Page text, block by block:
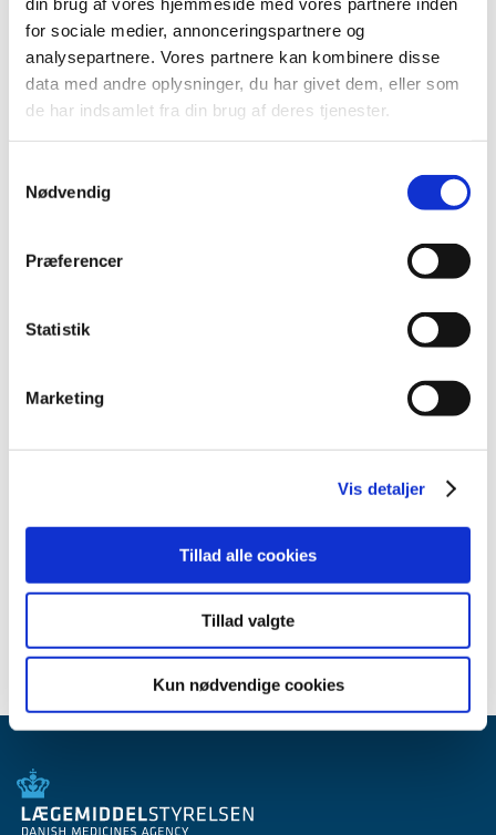
for sociale medier, annonceringspartnere og
analysepartnere. Vores partnere kan kombinere disse
data med andre oplysninger, du har givet dem, eller som
de har indsamlet fra din brug af deres tjenester.
Nødvendig
Præferencer
Statistik
Marketing
Vis detaljer
Tillad alle cookies
Tillad valgte
Kun nødvendige cookies
juli (2)
juni (1)
maj (1)
april (2)
januar (2)
2014 (44)
2012 (44)
2008 (8)
2006 (9)